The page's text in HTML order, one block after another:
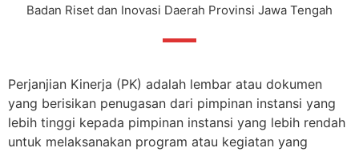
Badan Riset dan Inovasi Daerah Provinsi Jawa Tengah
Perjanjian Kinerja (PK) adalah lembar atau dokumen
yang berisikan penugasan dari pimpinan instansi yang
lebih tinggi kepada pimpinan instansi yang lebih rendah
untuk melaksanakan program atau kegiatan yang